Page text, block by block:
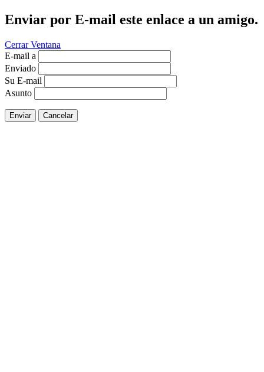
Enviar por E-mail este enlace a un amigo.
Cerrar Ventana
E-mail a
Enviado
Su E-mail
Asunto
Enviar Cancelar